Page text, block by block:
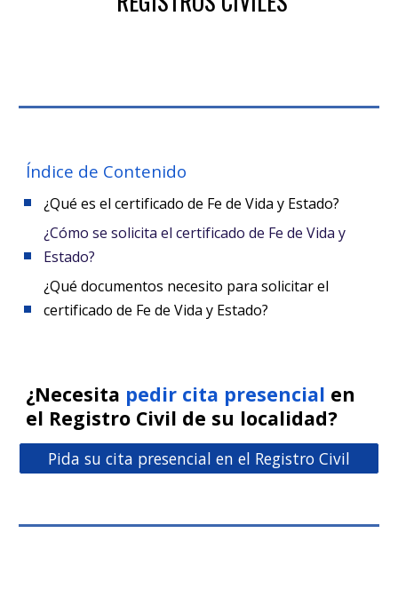
Índice de Contenido
¿Qué esel certificado de Fe de Vida y Estado?
¿Cómo se solicita el certificado de Fe de Vida y
Estado?
¿Qué documentos necesito para solicitar el
certificado de Fe de Vida y Estado?
¿Necesita pedir cita presencial en
el Registro Civil de su localidad?
Pida su cita presencial en el Registro Civil